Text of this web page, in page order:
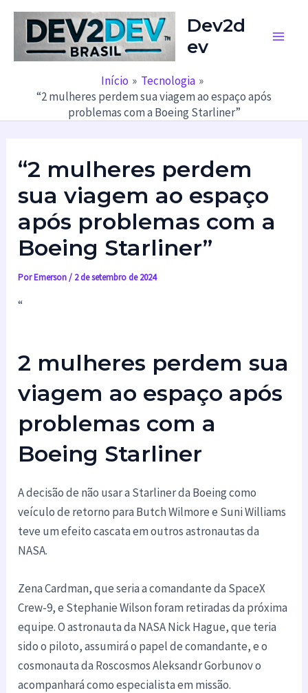
Dev2d
ev
Início
Tecnologia
“2 mulheres perdem sua viagem ao espaço após
problemas com a Boeing Starliner”
“2 mulheres perdem
sua viagem ao espaço
após problemas com a
Boeing Starliner”
PorEmerson/ 2 de setembro de 2024
“
2 mulheres perdem sua
viagem ao espaço após
problemas com a
Boeing Starliner
A decisão de não usar a Starliner da Boeing como
veículo de retorno para Butch Wilmore e Suni Williams
teve um efeito cascata em outros astronautas da
NASA.
Zena Cardman, que seria a comandante da SpaceX
Crew-9, e Stephanie Wilson foram retiradas da próxima
equipe. O astronauta da NASA Nick Hague, que teria
sido o piloto, assumirá o papel de comandante, e o
cosmonauta da Roscosmos Aleksandr Gorbunov o
acompanhará como especialista em missão.